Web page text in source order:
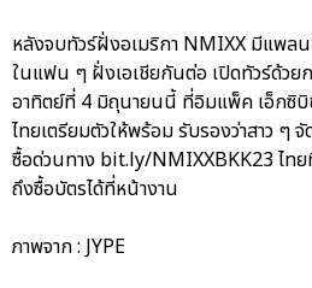
หลังจบทัวร์ฝั่งอเมริกา NMIXX มีแพลน
ในแฟน ๆ ฝั่งเอเชียกันต่อ เปิดทัวร์ด้วย
อาทิตย์ที่ 4 มิถุนายนนี้ ที่อิมแพ็ค เอ็กซิ
ไทยเตรียมตัวให้พร้อม รับรองว่าสาว ๆ
ซื้อด่วนทาง bit.ly/NMIXXBKK23 ไทย
ถึงซื้อบัตรได้ที่หน้างาน
ภาพจาก : JYPE